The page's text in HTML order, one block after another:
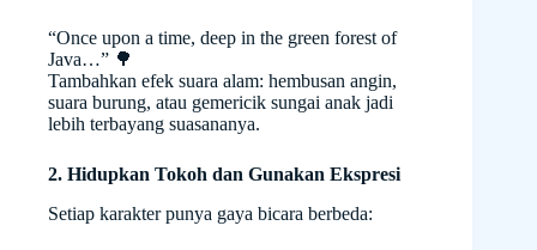
“Once upon a time, deep in the green forest of
Java…” 🌳
Tambahkan efek suara alam: hembusan angin,
suara burung, atau gemericik sungai anak jadi
lebih terbayang suasananya.
2. Hidupkan Tokoh dan Gunakan Ekspresi
Setiap karakter punya gaya bicara berbeda: